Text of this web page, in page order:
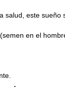
este sueño
en el